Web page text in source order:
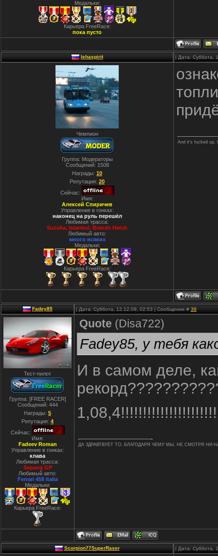
Медальки:
Карьера FreeRace:
пока пусто
lehaspirit | Дата: Суббота,
Чемпион
Группа: Модераторы
Сообщений: 1508
Награды: 10
Репутация: 20
Сейчас:
Имя:
Алексей Спиричев
Управление в гонках:
наконец на руль перешёл
Любимая трасса:
Suzuka, Istanbul, Вrands Hatch
Любимый авто:
много всяких
Медальки:
Карьера FreeRace:
And it's fucked up,
Fadey85 | Дата: Суббота, 12.12.09, 02:53 | Сообщение # 39
Тест-пилот
Группа: ]FREE RACER[
Сообщений: 444
Награды: 5
Репутация: 4
Сейчас:
Имя:
Fadeev Roman
Управление в гонках:
клава
Любимая трасса:
Sepang GP
Любимый авто:
Ferrari 458 Italia
Медальки:
Карьера FreeRace:
Quote (Disa722)
Fadey85, у тебя
И в самом деле,
ДА ЗДРАВТВУЕТ ТО, БЛАГОДАРЯ ЧЕМУ МЫ, НЕ СМОТРЯ НИ
Scorpion77SuperRaser | Дата: Суббота,